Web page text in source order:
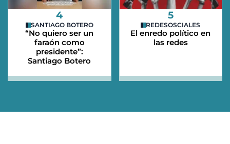
4
SANTIAGO BOTERO
“No quiero ser un
faraón como
presidente”:
Santiago Botero
5
REDESOSCIALES
El enredo político en
las redes